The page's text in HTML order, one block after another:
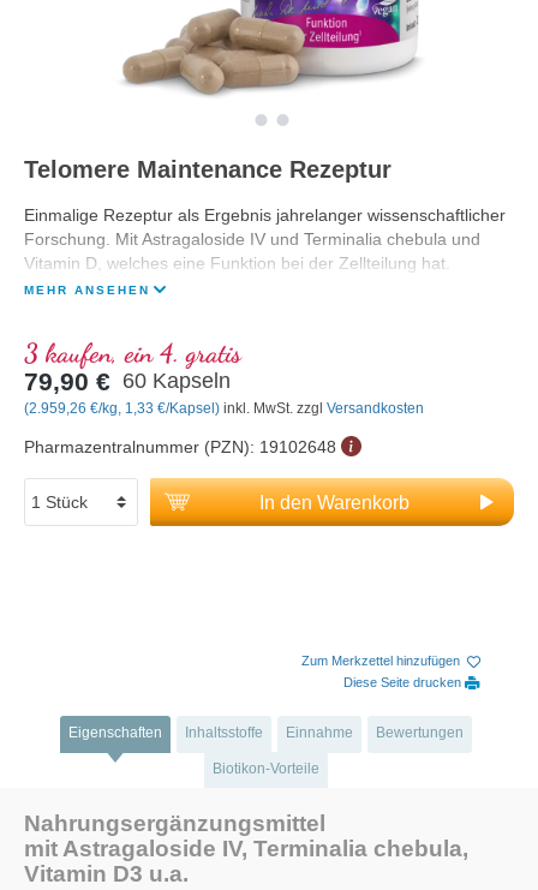
Telomere Maintenance Rezeptur
Einmalige Rezeptur als Ergebnis jahrelanger wissenschaftlicher
Forschung. Mit Astragaloside IV und Terminalia chebula und
Vitamin D, welches eine Funktion bei der Zellteilung hat.
MEHR ANSEHEN
3 kaufen, ein 4. gratis
79,90 € 60 Kapseln
(2.959,26 €/kg, 1,33 €/Kapsel) inkl. MwSt. zzgl Versandkosten
Pharmazentralnummer (PZN): 19102648
In den Warenkorb
Zum Merkzettel hinzufügen
Diese Seite drucken
Eigenschaften Inhaltsstoffe Einnahme Bewertungen
Biotikon-Vorteile
Nahrungsergänzungsmittel
mit Astragaloside IV, Terminalia chebula,
Vitamin D3 u.a.